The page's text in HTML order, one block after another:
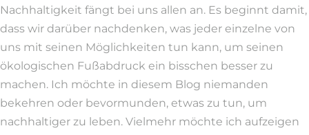
Nachhaltigkeit fängt bei uns allen an. Es beginnt damit,
dass wir darüber nachdenken, was jeder einzelne von
uns mit seinen Möglichkeiten tun kann, um seinen
ökologischen Fußabdruck ein bisschen besser zu
machen. Ich möchte in diesem Blog niemanden
bekehren oder bevormunden, etwas zu tun, um
nachhaltiger zu leben. Vielmehr möchte ich aufzeigen